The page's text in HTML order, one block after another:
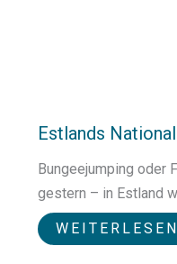
Estlands
Bungeejumping oder
gestern – in Estland
WEITERLESEN